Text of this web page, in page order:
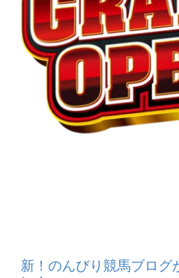
新！のんびり競馬ブログ